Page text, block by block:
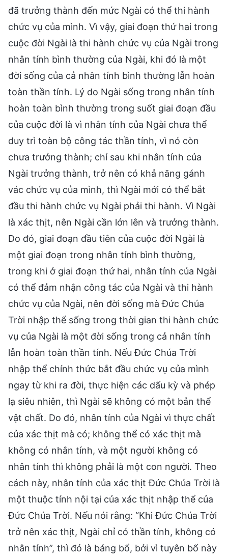
đã trưởng thành đến mức Ngài có thể thi hành
chức vụ của mình. Vì vậy, giai đoạn thứ hai trong
cuộc đời Ngài là thi hành chức vụ của Ngài trong
nhân tính bình thường của Ngài, khi đó là một
đời sống của cả nhân tính bình thường lẫn hoàn
toàn thần tính. Lý do Ngài sống trong nhân tính
hoàn toàn bình thường trong suốt giai đoạn đầu
của cuộc đời là vì nhân tính của Ngài chưa thể
duy trì toàn bộ công tác thần tính, vì nó còn
chưa trưởng thành; chỉ sau khi nhân tính của
Ngài trưởng thành, trở nên có khả năng gánh
vác chức vụ của mình, thì Ngài mới có thể bắt
đầu thi hành chức vụ Ngài phải thi hành. Vì Ngài
là xác thịt, nên Ngài cần lớn lên và trưởng thành.
Do đó, giai đoạn đầu tiên của cuộc đời Ngài là
một giai đoạn trong nhân tính bình thường,
trong khi ở giai đoạn thứ hai, nhân tính của Ngài
có thể đảm nhận công tác của Ngài và thi hành
chức vụ của Ngài, nên đời sống mà Đức Chúa
Trời nhập thể sống trong thời gian thi hành chức
vụ của Ngài là một đời sống trong cả nhân tính
lẫn hoàn toàn thần tính. Nếu Đức Chúa Trời
nhập thể chính thức bắt đầu chức vụ của mình
ngay từ khi ra đời, thực hiện các dấu kỳ và phép
lạ siêu nhiên, thì Ngài sẽ không có một bản thể
vật chất. Do đó, nhân tính của Ngài vì thực chất
của xác thịt mà có; không thể có xác thịt mà
không có nhân tính, và một người không có
nhân tính thì không phải là một con người. Theo
cách này, nhân tính của xác thịt Đức Chúa Trời là
một thuộc tính nội tại của xác thịt nhập thể của
Đức Chúa Trời. Nếu nói rằng: “Khi Đức Chúa Trời
trở nên xác thịt, Ngài chỉ có thần tính, không có
nhân tính”, thì đó là báng bổ, bởi vì tuyên bố này